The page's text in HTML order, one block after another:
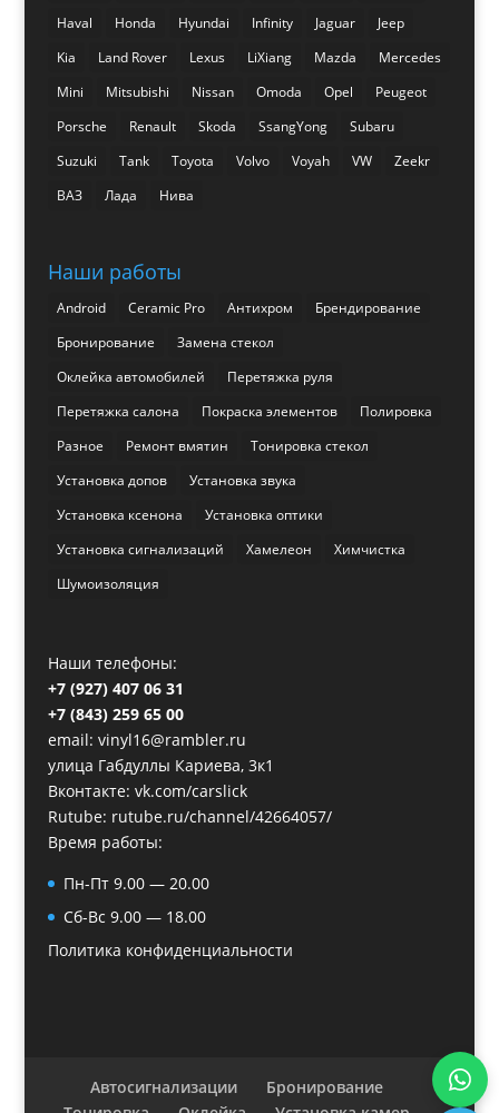
Haval
Honda Hyundai Infinity Jaguar
Jeep
Kia
Land Rover Lexus LiXiang Mazda
Mercedes
Mini
Mitsubishi Nissan Omoda Opel
Peugeot
Porsche
Renault Skoda SsangYong
Subaru
Suzuki
Tank Toyota Volvo Voyah VW
Zeekr
ВАЗ
Лада Нива
Наши работы
Android Ceramic Pro Антихром
Брендирование
Бронирование
Замена стекол
Оклейка автомобилей
Перетяжка руля
Перетяжка салона
Покраска элементов
Полировка
Разное
Ремонт вмятин
Тонировка стекол
Установка допов
Установка звука
Установка ксенона
Установка оптики
Установка сигнализаций
Хамелеон
Химчистка
Шумоизоляция
Наши телефоны:
+7 (927) 407 06 31
+7 (843) 259 65 00
email: vinyl16@rambler.ru
улица Габдуллы Кариева, 3к1
Вконтакте: vk.com/carslick
Rutube: rutube.ru/channel/42664057/
Время работы:
Пн-Пт 9.00 — 20.00
Сб-Вс 9.00 — 18.00
Политика конфиденциальности
Автосигнализации
Бронирование